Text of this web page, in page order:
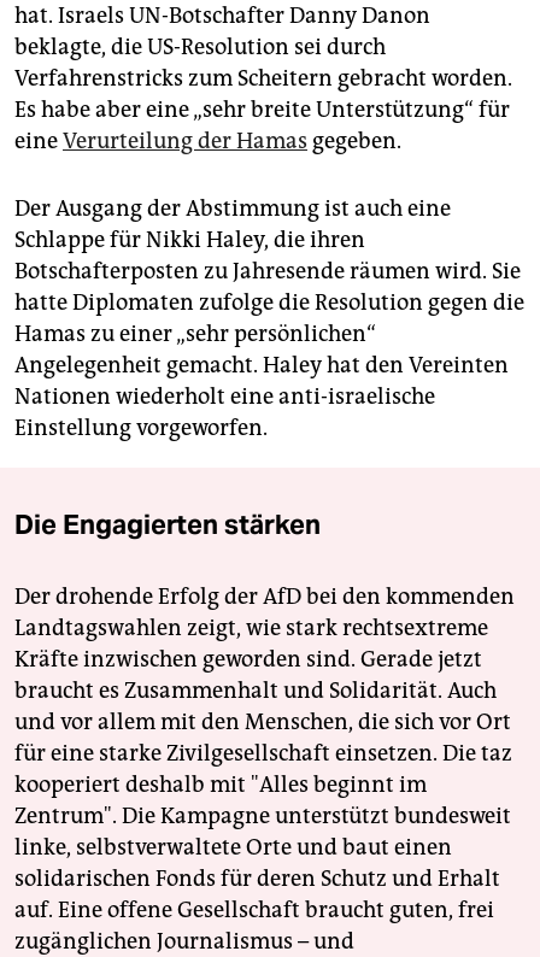
hat. Israels UN-Botschafter Danny Danon
beklagte, die US-Resolution sei durch
Verfahrenstricks zum Scheitern gebracht worden.
Es habe aber eine „sehr breite Unterstützung“ für
eineVerurteilung der Hamas gegeben.
Der Ausgang der Abstimmung ist auch eine
Schlappe für Nikki Haley, die ihren
Botschafterposten zu Jahresende räumen wird. Sie
hatte Diplomaten zufolge die Resolution gegen die
Hamas zu einer „sehr persönlichen“
Angelegenheit gemacht. Haley hat den Vereinten
Nationen wiederholt eine anti-israelische
Einstellung vorgeworfen.
Die Engagierten stärken
Der drohende Erfolg der AfD bei den kommenden
Landtagswahlen zeigt, wie stark rechtsextreme
Kräfte inzwischen geworden sind. Gerade jetzt
braucht es Zusammenhalt und Solidarität. Auch
und vor allem mit den Menschen, die sich vor Ort
für eine starke Zivilgesellschaft einsetzen. Die taz
kooperiert deshalb mit "Alles beginnt im
Zentrum". Die Kampagne unterstützt bundesweit
linke, selbstverwaltete Orte und baut einen
solidarischen Fonds für deren Schutz und Erhalt
auf. Eine offene Gesellschaft braucht guten, frei
zugänglichen Journalismus – und